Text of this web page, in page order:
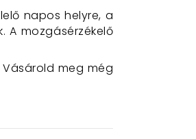
napos helyre, a
A mozgásérzékelő
meg még